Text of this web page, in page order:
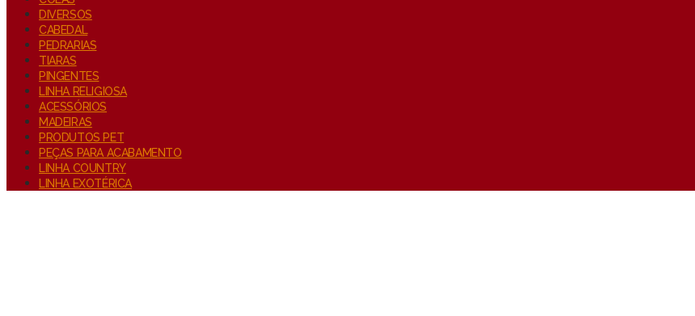
DIVERSOS
CABEDAL
PEDRARIAS
TIARAS
PINGENTES
LINHA RELIGIOSA
ACESSÓRIOS
MADEIRAS
PRODUTOS PET
PEÇAS PARA ACABAMENTO
LINHA COUNTRY
LINHA EXOTÉRICA